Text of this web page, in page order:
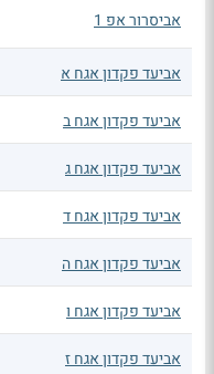
אביסרור אפ 1
אביעד פקדון אגח א
אביעד פקדון אגח ב
אביעד פקדון אגח ג
אביעד פקדון אגח ד
אביעד פקדון אגח ה
אביעד פקדון אגח ו
אביעד פקדון אגח ז